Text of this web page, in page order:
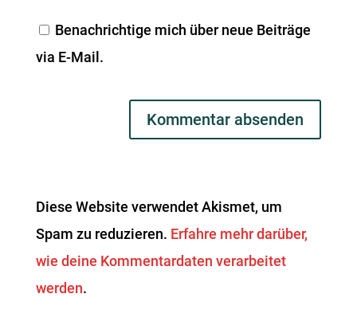
Benachrichtige mich über neue Beiträge
via E-Mail.
Diese Website verwendet Akismet, um
Spam zu reduzieren. Erfahre mehr darüber,
wie deine Kommentardaten verarbeitet
werden.